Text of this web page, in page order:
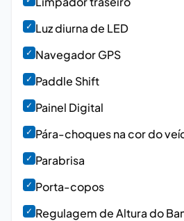
✓ Luz diurna de LED
✓ Navegador GPS
✓ Paddle Shift
✓ Painel Digital
✓ Pára-choques na cor do
✓ Parabrisa
✓ Porta-copos
✓ Regulagem de Altura do